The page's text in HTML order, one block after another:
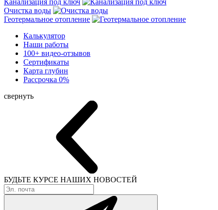
Очистка воды
Геотермальное отопление
Калькулятор
Наши работы
100+ видео-отзывов
Сертификаты
Карта глубин
Рассрочка 0%
свернуть
БУДЬТЕ КУРСЕ НАШИХ НОВОСТЕЙ